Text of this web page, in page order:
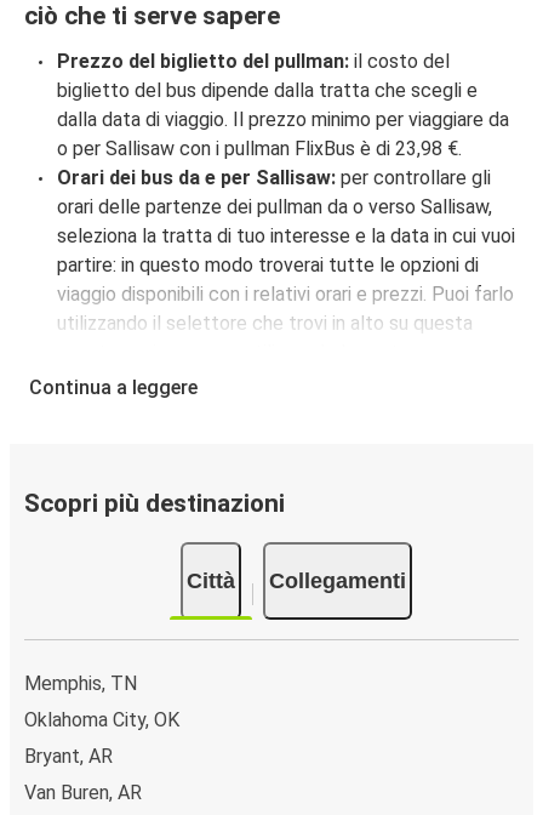
ciò che ti serve sapere
Prezzo del biglietto del pullman: il costo del
biglietto del bus dipende dalla tratta che scegli e
dalla data di viaggio. Il prezzo minimo per viaggiare da
o per Sallisaw con i pullman FlixBus è di 23,98 €.
Orari dei bus da e per Sallisaw: per controllare gli
orari delle partenze dei pullman da o verso Sallisaw,
seleziona la tratta di tuo interesse e la data in cui vuoi
partire: in questo modo troverai tutte le opzioni di
viaggio disponibili con i relativi orari e prezzi. Puoi farlo
utilizzando il selettore che trovi in alto su questa
interattiva.
pagina.
sono: Oklahoma City, Springfield, Dallas.
Continua a leggere
Scopri più destinazioni
Città Collegamenti
Memphis, TN
Oklahoma City, OK
Bryant, AR
Van Buren, AR